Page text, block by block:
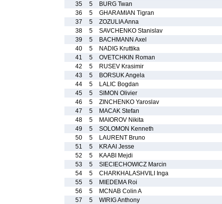
35
5
BURG Twan
36
5
GHARAMIAN Tigran
37
5
ZOZULIA Anna
38
5
SAVCHENKO Stanislav
39
5
BACHMANN Axel
40
5
NADIG Kruttika
41
5
OVETCHKIN Roman
42
5
RUSEV Krasimir
43
5
BORSUK Angela
44
5
LALIC Bogdan
45
5
SIMON Olivier
46
5
ZINCHENKO Yaroslav
47
5
MACAK Stefan
48
5
MAIOROV Nikita
49
5
SOLOMON Kenneth
50
5
LAURENT Bruno
51
5
KRAAI Jesse
52
5
KAABI Mejdi
53
5
SIECIECHOWICZ Marcin
54
5
CHARKHALASHVILI Inga
55
5
MIEDEMA Roi
56
5
MCNAB Colin A
57
5
WIRIG Anthony